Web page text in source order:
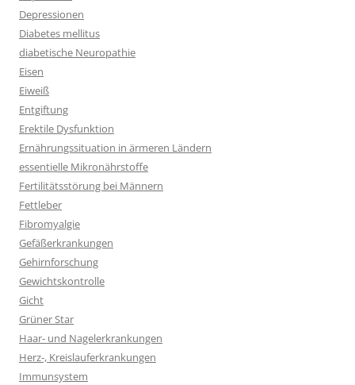
Depressionen
Diabetes mellitus
diabetische Neuropathie
Eisen
Eiweiß
Entgiftung
Erektile Dysfunktion
Ernährungssituation in ärmeren Ländern
essentielle Mikronährstoffe
Fertilitätsstörung bei Männern
Fettleber
Fibromyalgie
Gefäßerkrankungen
Gehirnforschung
Gewichtskontrolle
Gicht
Grüner Star
Haar- und Nagelerkrankungen
Herz-, Kreislauferkrankungen
Immunsystem